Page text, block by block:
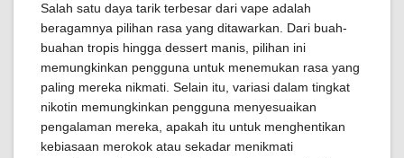
Salah satu daya tarik terbesar dari vape adalah
beragamnya pilihan rasa yang ditawarkan. Dari buah-
buahan tropis hingga dessert manis, pilihan ini
memungkinkan pengguna untuk menemukan rasa yang
paling mereka nikmati. Selain itu, variasi dalam tingkat
nikotin memungkinkan pengguna menyesuaikan
pengalaman mereka, apakah itu untuk menghentikan
kebiasaan merokok atau sekadar menikmati